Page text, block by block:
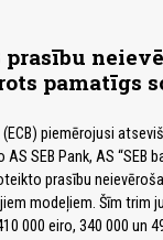
prasību
pamatīgs
(ECB) piemērojusi
SEB Pank, AS “SEB
prasību
modeļiem. Šīm trim
000 eiro, 340 000 un